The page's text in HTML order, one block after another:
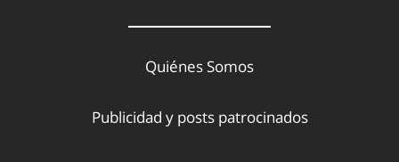
Quiénes Somos
Publicidad y posts patrocinados